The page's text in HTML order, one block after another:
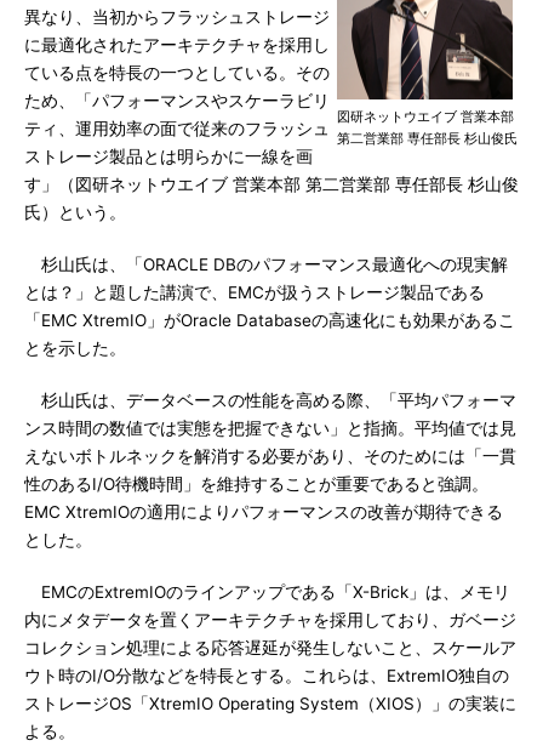
図研ネットウエイブ 営業本部
第二営業部 専任部長 杉山俊氏
異なり、当初からフラッシュストレージ
に最適化されたアーキテクチャを採用し
ている点を特長の一つとしている。その
ため、「パフォーマンスやスケーラビリ
ティ、運用効率の面で従来のフラッシュ
ストレージ製品とは明らかに一線を画
す」（図研ネットウエイブ 営業本部 第二営業部 専任部長 杉山俊
氏）という。
杉山氏は、「ORACLE DBのパフォーマンス最適化への現実解
とは？」と題した講演で、EMCが扱うストレージ製品である
「EMC XtremIO」がOracle Databaseの高速化にも効果があるこ
とを示した。
杉山氏は、データベースの性能を高める際、「平均パフォーマ
ンス時間の数値では実態を把握できない」と指摘。平均値では見
えないボトルネックを解消する必要があり、そのためには「一貫
性のあるI/O待機時間」を維持することが重要であると強調。
EMC XtremIOの適用によりパフォーマンスの改善が期待できる
とした。
EMCのExtremIOのラインアップである「X-Brick」は、メモリ
内にメタデータを置くアーキテクチャを採用しており、ガベージ
コレクション処理による応答遅延が発生しないこと、スケールア
ウト時のI/O分散などを特長とする。これらは、ExtremIO独自の
ストレージOS「XtremIO Operating System（XIOS）」の実装に
よる。